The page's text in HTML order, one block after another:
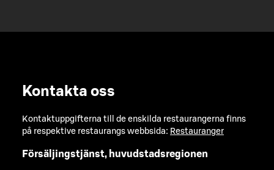
Kontakta oss
Kontaktuppgifterna till de enskilda restaurangerna finns
på respektive restaurangs webbsida: Restauranger
Försäljingstjänst, huvudstadsregionen